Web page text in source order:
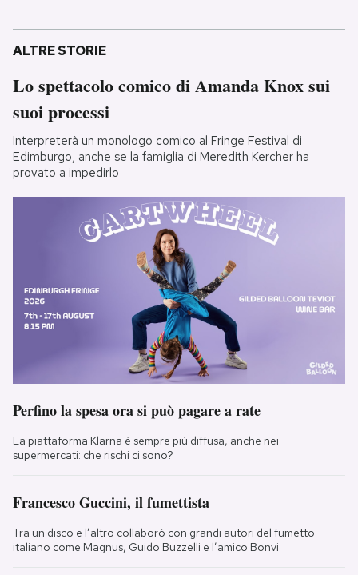
ALTRE STORIE
Lo spettacolo comico di Amanda Knox sui
suoi processi
Interpreterà un monologo comico al Fringe Festival di
Edimburgo, anche se la famiglia di Meredith Kercher ha
provato a impedirlo
Perfino la spesa ora si può pagare a rate
La piattaforma Klarna è sempre più diffusa, anche nei
supermercati: che rischi ci sono?
Francesco Guccini, il fumettista
Tra un disco e l’altro collaborò con grandi autori del fumetto
italiano come Magnus, Guido Buzzelli e l’amico Bonvi